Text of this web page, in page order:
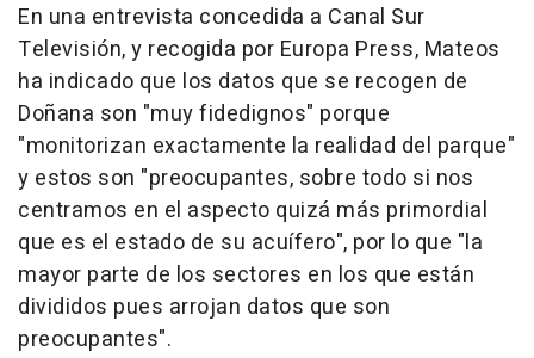
En una entrevista concedida a Canal Sur
Televisión, y recogida por Europa Press, Mateos
ha indicado que los datos que se recogen de
Doñana son "muy fidedignos" porque
"monitorizan exactamente la realidad del parque"
y estos son "preocupantes, sobre todo si nos
centramos en el aspecto quizá más primordial
que es el estado de su acuífero", por lo que "la
mayor parte de los sectores en los que están
divididos pues arrojan datos que son
preocupantes".